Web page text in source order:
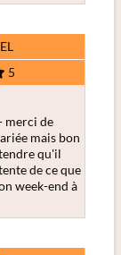
5
merci de
mais bon
qu'il
de ce que
week-end à